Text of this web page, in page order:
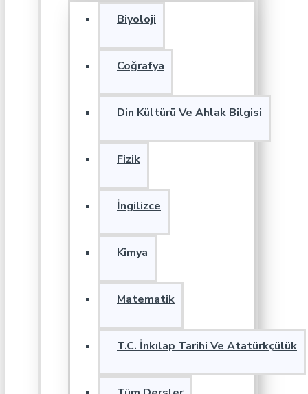
Biyoloji
Coğrafya
Din Kültürü Ve Ahlak Bilgisi
Fizik
İngilizce
Kimya
Matematik
T.C. İnkılap Tarihi Ve Atatürkçülük